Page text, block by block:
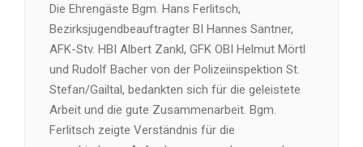
Die Ehrengäste Bgm. Hans Ferlitsch,
Bezirksjugendbeauftragter BI Hannes Santner,
AFK-Stv. HBI Albert Zankl, GFK OBI Helmut Mörtl
und Rudolf Bacher von der Polizeiinspektion St.
Stefan/Gailtal, bedankten sich für die geleistete
Arbeit und die gute Zusammenarbeit. Bgm.
Ferlitsch zeigte Verständnis für die